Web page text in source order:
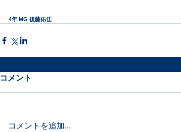
4年 MG 後藤佑佳
コメント
コメントを追加…